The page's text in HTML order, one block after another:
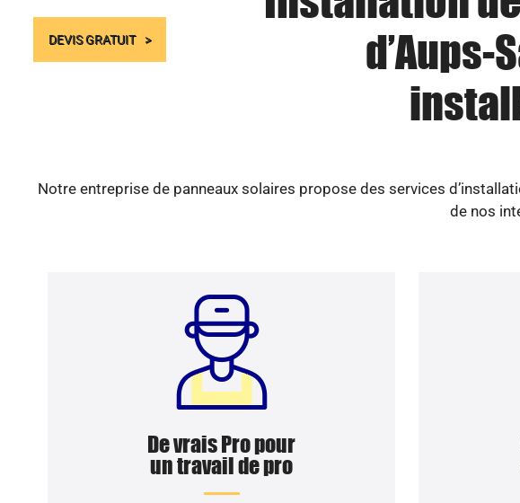
DEVIS GRATUIT
d’Aups-
Notre entreprise de panneaux solaires propose des services
de nos
De vrais Pro pour
un travail de pro